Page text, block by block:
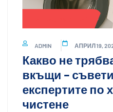
ADMIN АПРИЛ 19,
Какво не
вкъщи –
експертите по
чистене